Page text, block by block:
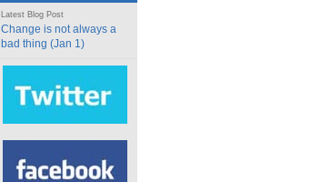
Latest Blog Post
Change is not always a
bad thing (Jan 1)